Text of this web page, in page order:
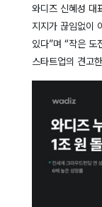
와디즈 신혜성 대
지지가 끊임없이
있다”며 “작은 도
스타트업의 견고